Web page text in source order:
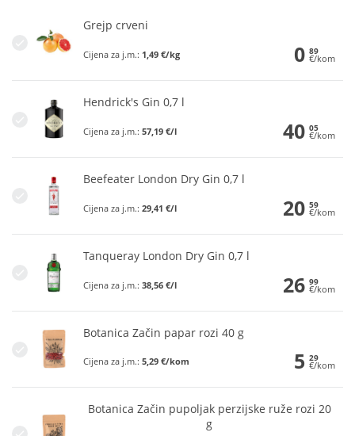
Grejp crveni
Cijena za j.m.: 1,49 €/kg 0 89
€/kom
Hendrick's Gin 0,7 l
Cijena za j.m.: 57,19 €/l 40 05
€/kom
Beefeater London Dry Gin 0,7 l
Cijena za j.m.: 29,41 €/l 20 59
€/kom
Tanqueray London Dry Gin 0,7 l
Cijena za j.m.: 38,56 €/l 26 99
€/kom
Botanica Začin papar rozi 40 g
Cijena za j.m.: 5,29 €/kom 5 29
€/kom
Botanica Začin pupoljak perzijske ruže rozi 20
g